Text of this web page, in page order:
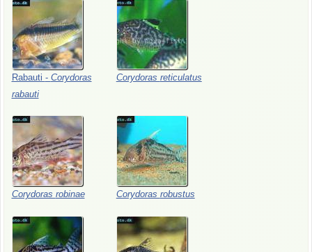
Rabauti - Corydoras
rabauti
Corydoras reticulatus
Corydoras robinae Corydoras robustus